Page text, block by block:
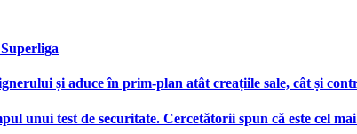
și aduce în prim-plan atât creațiile sale, cât și
unui test de securitate. Cercetătorii spun că este cel